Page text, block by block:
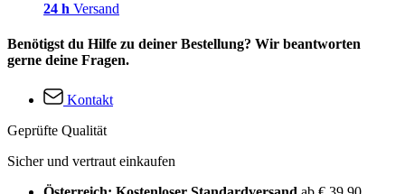
24 h Versand
Benötigst du Hilfe zu deiner Bestellung? Wir beantworten
gerne deine Fragen.
Kontakt
Geprüfte Qualität
Sicher und vertraut einkaufen